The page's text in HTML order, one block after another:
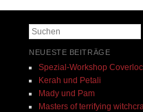
Suchen
NEUESTE BEITRÄGE
Spezial-Workshop
Kerah und Petali
Mady und Pam
Masters of terrifying